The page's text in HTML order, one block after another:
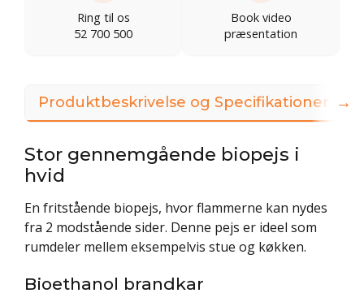
Ring til os
52 700 500
Book video
præsentation
Produktbeskrivelse og Specifikationer
Stor gennemgående biopejs i
hvid
En fritstående biopejs, hvor flammerne kan nydes
fra 2 modstående sider. Denne pejs er ideel som
rumdeler mellem eksempelvis stue og køkken.
Bioethanol brandkar
→